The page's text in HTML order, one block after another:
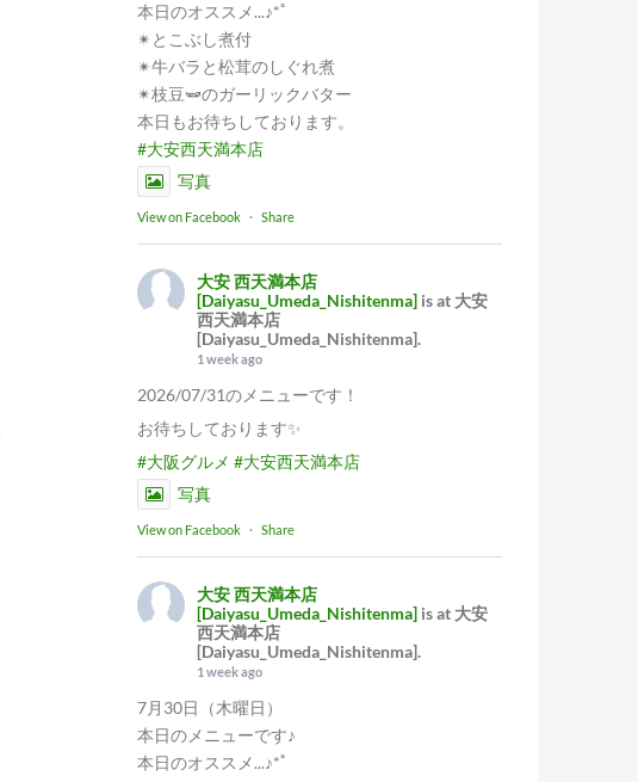
本日のオススメ...♪*ﾟ
✴︎とこぶし煮付
✴︎牛バラと松茸のしぐれ煮
✴︎枝豆🫛のガーリックバター
本日もお待ちしております。
#大安西天満本店
写真
View on Facebook · Share
大安 西天満本店
[Daiyasu_Umeda_Nishitenma] is at 大安
西天満本店
[Daiyasu_Umeda_Nishitenma].
1 week ago
2026/07/31のメニューです！
お待ちしております✨
#大阪グルメ #大安西天満本店
写真
View on Facebook · Share
大安 西天満本店
[Daiyasu_Umeda_Nishitenma] is at 大安
西天満本店
[Daiyasu_Umeda_Nishitenma].
1 week ago
7月30日（木曜日）
本日のメニューです♪
本日のオススメ...♪*ﾟ